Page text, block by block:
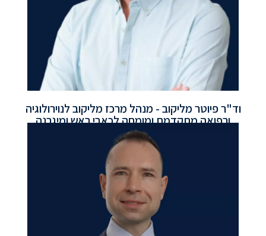
וד"ר פיוטר מליקוב - מנהל מרכז מליקוב לנוירולוגיה
ורפואה מתקדמת ומומחה לכאבי ראש ומיגרנה